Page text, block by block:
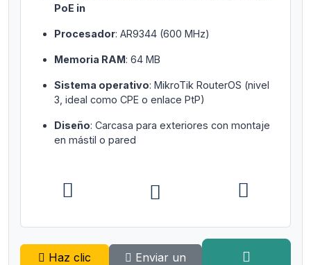
PoE in
Procesador: AR9344 (600 MHz)
Memoria RAM: 64 MB
Sistema operativo: MikroTik RouterOS (nivel
3, ideal como CPE o enlace PtP)
Diseño: Carcasa para exteriores con montaje
en mástil o pared
Haz clic
Enviar un